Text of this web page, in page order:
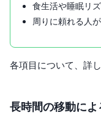
食生活や睡眠リ
周りに頼れる人
各項目について、詳
長時間の移動に